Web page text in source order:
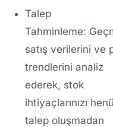
Talep
Tahminleme:
satış verilerini ve
trendlerini analiz
ederek, stok
ihtiyaçlarınızı
talep oluşmadan